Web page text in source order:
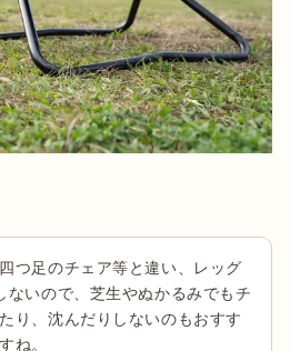
つ足のチェア等と違い、レッグ
ないので、芝生やぬかるみでもチ
り、沈んだりしないのもおすす
ね。